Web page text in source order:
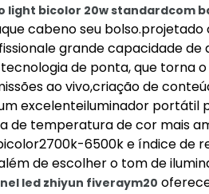
light bicolor 20w standardcom
cabeno seu bolso.projetado
grande capacidade de
de ponta, que torna
ao vivo,criação de
excelenteiluminador portátil
de temperatura de cor mais
6500k e índice de
de escolher o tom de
ledzhiyun fiveraym20